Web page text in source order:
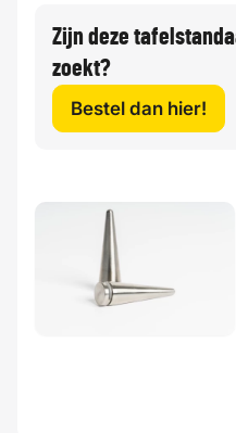
Zijn deze
zoekt?
Bestel dan hier!